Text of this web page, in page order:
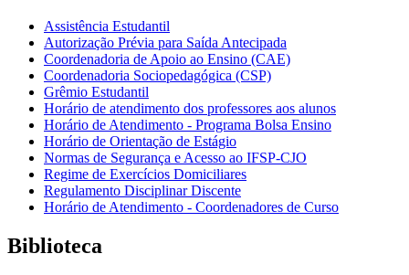
Assistência Estudantil
Autorização Prévia para Saída Antecipada
Coordenadoria de Apoio ao Ensino (CAE)
Coordenadoria Sociopedagógica (CSP)
Grêmio Estudantil
Horário de atendimento dos professores aos alunos
Horário de Atendimento - Programa Bolsa Ensino
Horário de Orientação de Estágio
Normas de Segurança e Acesso ao IFSP-CJO
Regime de Exercícios Domiciliares
Regulamento Disciplinar Discente
Horário de Atendimento - Coordenadores de Curso
Biblioteca